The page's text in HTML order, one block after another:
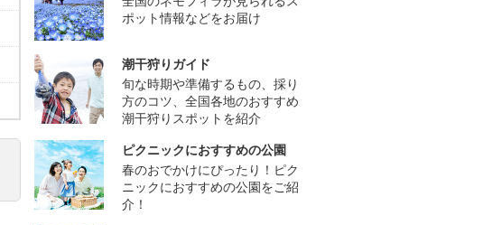
ポット情報などをお届け
潮干狩りガイド
旬な時期や準備するもの、採り
方のコツ、全国各地のおすすめ
潮干狩りスポットを紹介
ピクニックにおすすめの公園
春のおでかけにぴったり！ピク
ニックにおすすめの公園をご紹
介！